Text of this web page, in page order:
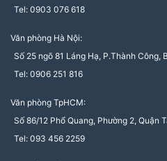
Tel: 0903 076 618
Văn phòng Hà Nội:
Số 25 ngõ 81 Láng Hạ, P.Thành Công,
Tel: 0906 251 816
Văn phòng TpHCM:
Số 86/12 Phổ Quang, Phường 2, Quận
Tel: 093 456 2259